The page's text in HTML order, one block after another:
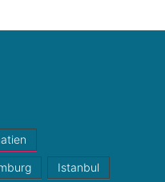
Istanbul